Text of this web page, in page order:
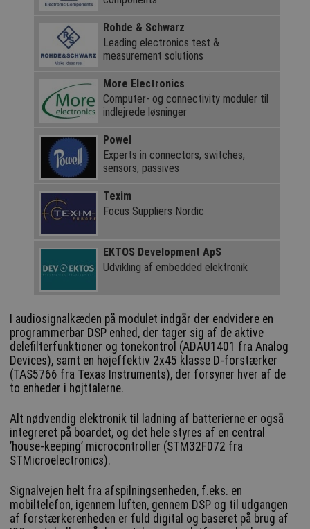
Rohde & Schwarz
Leading electronics test &
measurement solutions
More Electronics
Computer- og connectivity moduler til
indlejrede løsninger
Powel
Experts in connectors, switches,
sensors, passives
Texim
Focus Suppliers Nordic
EKTOS Development ApS
Udvikling af embedded elektronik
I audiosignalkæden på modulet indgår der endvidere en
programmerbar DSP enhed, der tager sig af de aktive
delefilterfunktioner og tonekontrol (ADAU1401 fra Analog
Devices), samt en højeffektiv 2x45 klasse D-forstærker
(TAS5766 fra Texas Instruments), der forsyner hver af de
to enheder i højttalerne.
Alt nødvendig elektronik til ladning af batterierne er også
integreret på boardet, og det hele styres af en central
’house-keeping’ microcontroller (STM32F072 fra
STMicroelectronics).
Signalvejen helt fra afspilningsenheden, f.eks. en
mobiltelefon, igennem luften, gennem DSP og til udgangen
af forstærkerenheden er fuld digital og baseret på brug af